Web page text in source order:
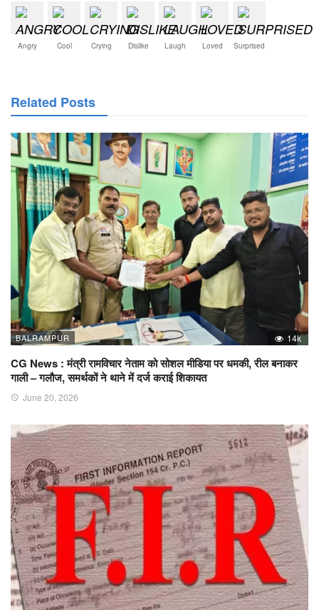
Angry Cool Crying Dislike Laugh Loved Surprised
Related Posts
BALRAMPUR 14k
CG News : मंत्री रामविचार नेताम को सोशल मीडिया पर धमकी, रील बनाकर
गाली – गलौज, समर्थकों ने थाने में दर्ज कराई शिकायत
June 20, 2026